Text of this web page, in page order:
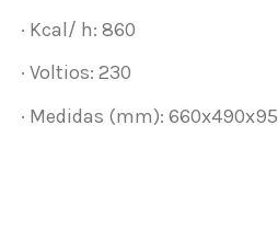
· Kcal/ h: 860
· Voltios: 230
· Medidas (mm): 660x490x95